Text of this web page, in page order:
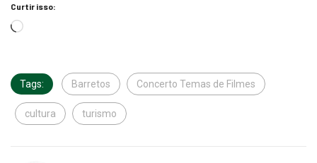
Curtir isso:
Tags: Barretos Concerto Temas de Filmes
cultura turismo